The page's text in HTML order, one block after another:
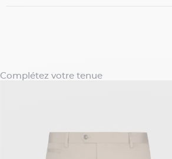
Complétez votre tenue